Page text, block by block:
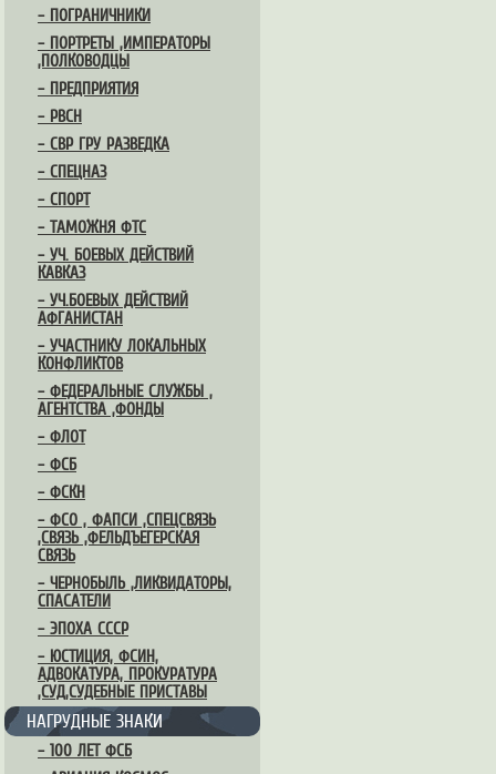
– ПОГРАНИЧНИКИ
– ПОРТРЕТЫ ,ИМПЕРАТОРЫ
,ПОЛКОВОДЦЫ
– ПРЕДПРИЯТИЯ
– РВСН
– СВР ГРУ РАЗВЕДКА
– СПЕЦНАЗ
– СПОРТ
– ТАМОЖНЯ ФТС
– УЧ. БОЕВЫХ ДЕЙСТВИЙ
КАВКАЗ
– УЧ.БОЕВЫХ ДЕЙСТВИЙ
АФГАНИСТАН
– УЧАСТНИКУ ЛОКАЛЬНЫХ
КОНФЛИКТОВ
– ФЕДЕРАЛЬНЫЕ СЛУЖБЫ ,
АГЕНТСТВА ,ФОНДЫ
– ФЛОТ
– ФСБ
– ФСКН
– ФСО , ФАПСИ ,СПЕЦСВЯЗЬ
,СВЯЗЬ ,ФЕЛЬДЪЕГЕРСКАЯ
СВЯЗЬ
– ЧЕРНОБЫЛЬ ,ЛИКВИДАТОРЫ,
СПАСАТЕЛИ
– ЭПОХА СССР
– ЮСТИЦИЯ, ФСИН,
АДВОКАТУРА, ПРОКУРАТУРА
,СУД,СУДЕБНЫЕ ПРИСТАВЫ
НАГРУДНЫЕ ЗНАКИ
– 100 ЛЕТ ФСБ